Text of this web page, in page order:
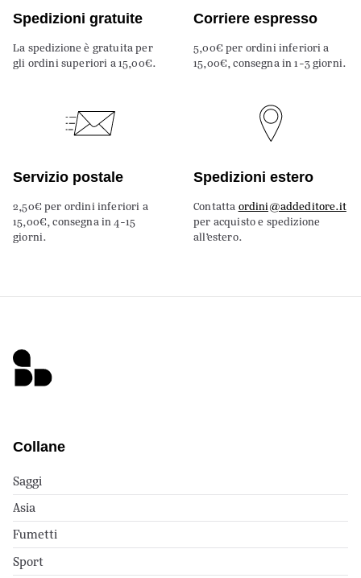
Spedizioni gratuite
La spedizione è gratuita per
gli ordini superiori a 15,00€.
Corriere espresso
5,00€ per ordini inferiori a
15,00€, consegna in 1-3 giorni.
Servizio postale
2,50€ per ordini inferiori a
15,00€, consegna in 4-15
giorni.
Spedizioni estero
Contatta ordini@addeditore.it
per acquisto e spedizione
all’estero.
Collane
Saggi
Asia
Fumetti
Sport